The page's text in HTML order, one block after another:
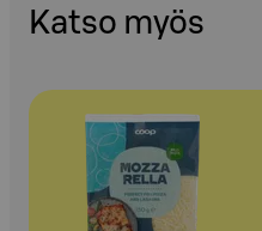
Katso myös